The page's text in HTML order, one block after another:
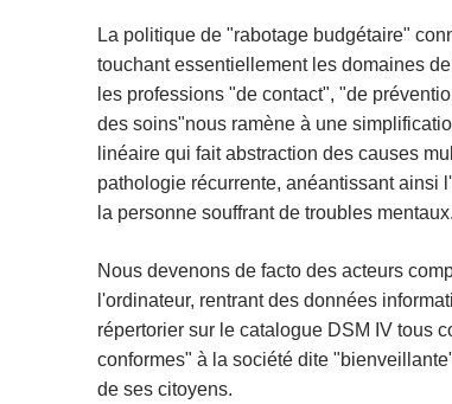
La politique de "rabotage budgétaire"
touchant essentiellement les domaines
les professions "de contact", "de
des soins"nous ramène à une
linéaire qui fait abstraction des causes
pathologie récurrente, anéantissant ainsi
la personne souffrant de troubles mentaux.
Nous devenons de facto des acteurs
l'ordinateur, rentrant des données
répertorier sur le catalogue DSM IV tous
conformes" à la société dite
de ses citoyens.